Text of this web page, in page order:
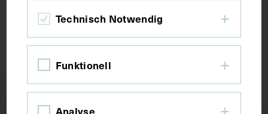
Technisch Notwendig
Funktionell
Analyse